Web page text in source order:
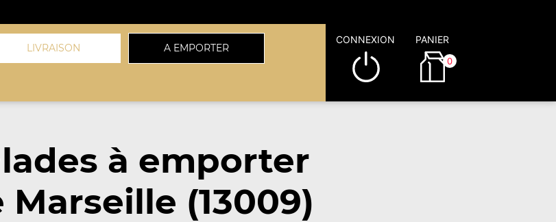
LIVRAISON A EMPORTER
CONNEXION PANIER
0
à emporter
(13009)